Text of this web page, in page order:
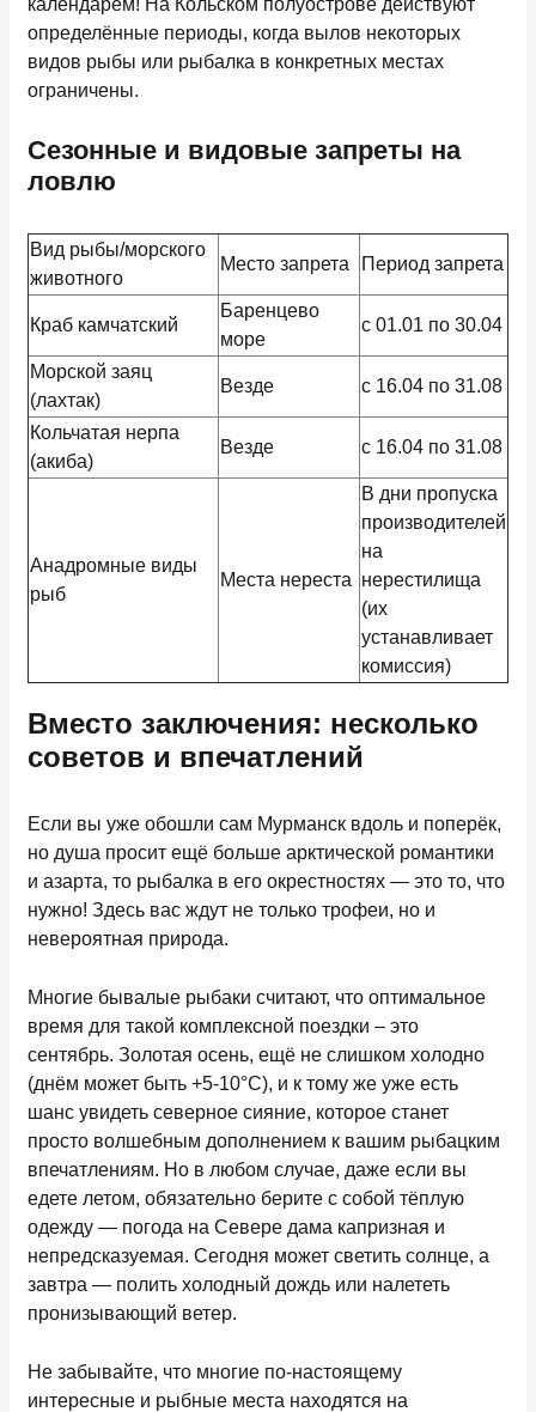
календарём! На Кольском полуострове действуют
определённые периоды, когда вылов некоторых
видов рыбы или рыбалка в конкретных местах
ограничены.
Сезонные и видовые запреты на
ловлю
Вид рыбы/морского
животного
Место запрета Период запрета
Краб камчатский
Баренцево
море
с 01.01 по 30.04
Морской заяц
(лахтак)
Везде с 16.04 по 31.08
Кольчатая нерпа
(акиба)
Везде с 16.04 по 31.08
Анадромные виды
рыб
Места нереста
В дни пропуска
производителей
на
нерестилища
(их
устанавливает
комиссия)
Вместо заключения: несколько
советов и впечатлений
Если вы уже обошли сам Мурманск вдоль и поперёк,
но душа просит ещё больше арктической романтики
и азарта, то рыбалка в его окрестностях — это то, что
нужно! Здесь вас ждут не только трофеи, но и
невероятная природа.
Многие бывалые рыбаки считают, что оптимальное
время для такой комплексной поездки – это
сентябрь. Золотая осень, ещё не слишком холодно
(днём может быть +5-10°С), и к тому же уже есть
шанс увидеть северное сияние, которое станет
просто волшебным дополнением к вашим рыбацким
впечатлениям. Но в любом случае, даже если вы
едете летом, обязательно берите с собой тёплую
одежду — погода на Севере дама капризная и
непредсказуемая. Сегодня может светить солнце, а
завтра — полить холодный дождь или налететь
пронизывающий ветер.
Не забывайте, что многие по-настоящему
интересные и рыбные места находятся на